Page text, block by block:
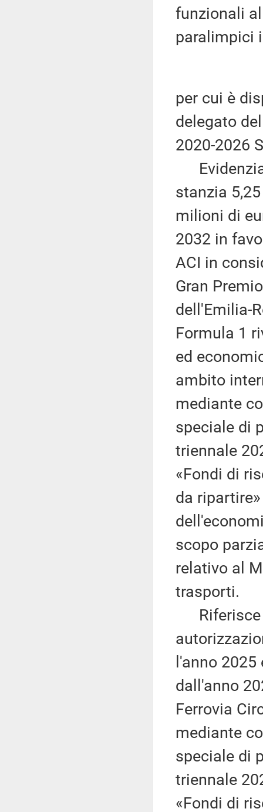
funzionali
paralimpici
per cui è
delegato
2020-2026
stanzia
milioni di
2032 in
ACI in
Gran
dell'Emilia-
Formula 1
ed
ambito
mediante
speciale di
triennale
«Fondi di
da
scopo
relativo al
trasporti.
Riferisce
l'anno
dall'anno
Ferrovia
mediante
speciale di
triennale
«Fondi di